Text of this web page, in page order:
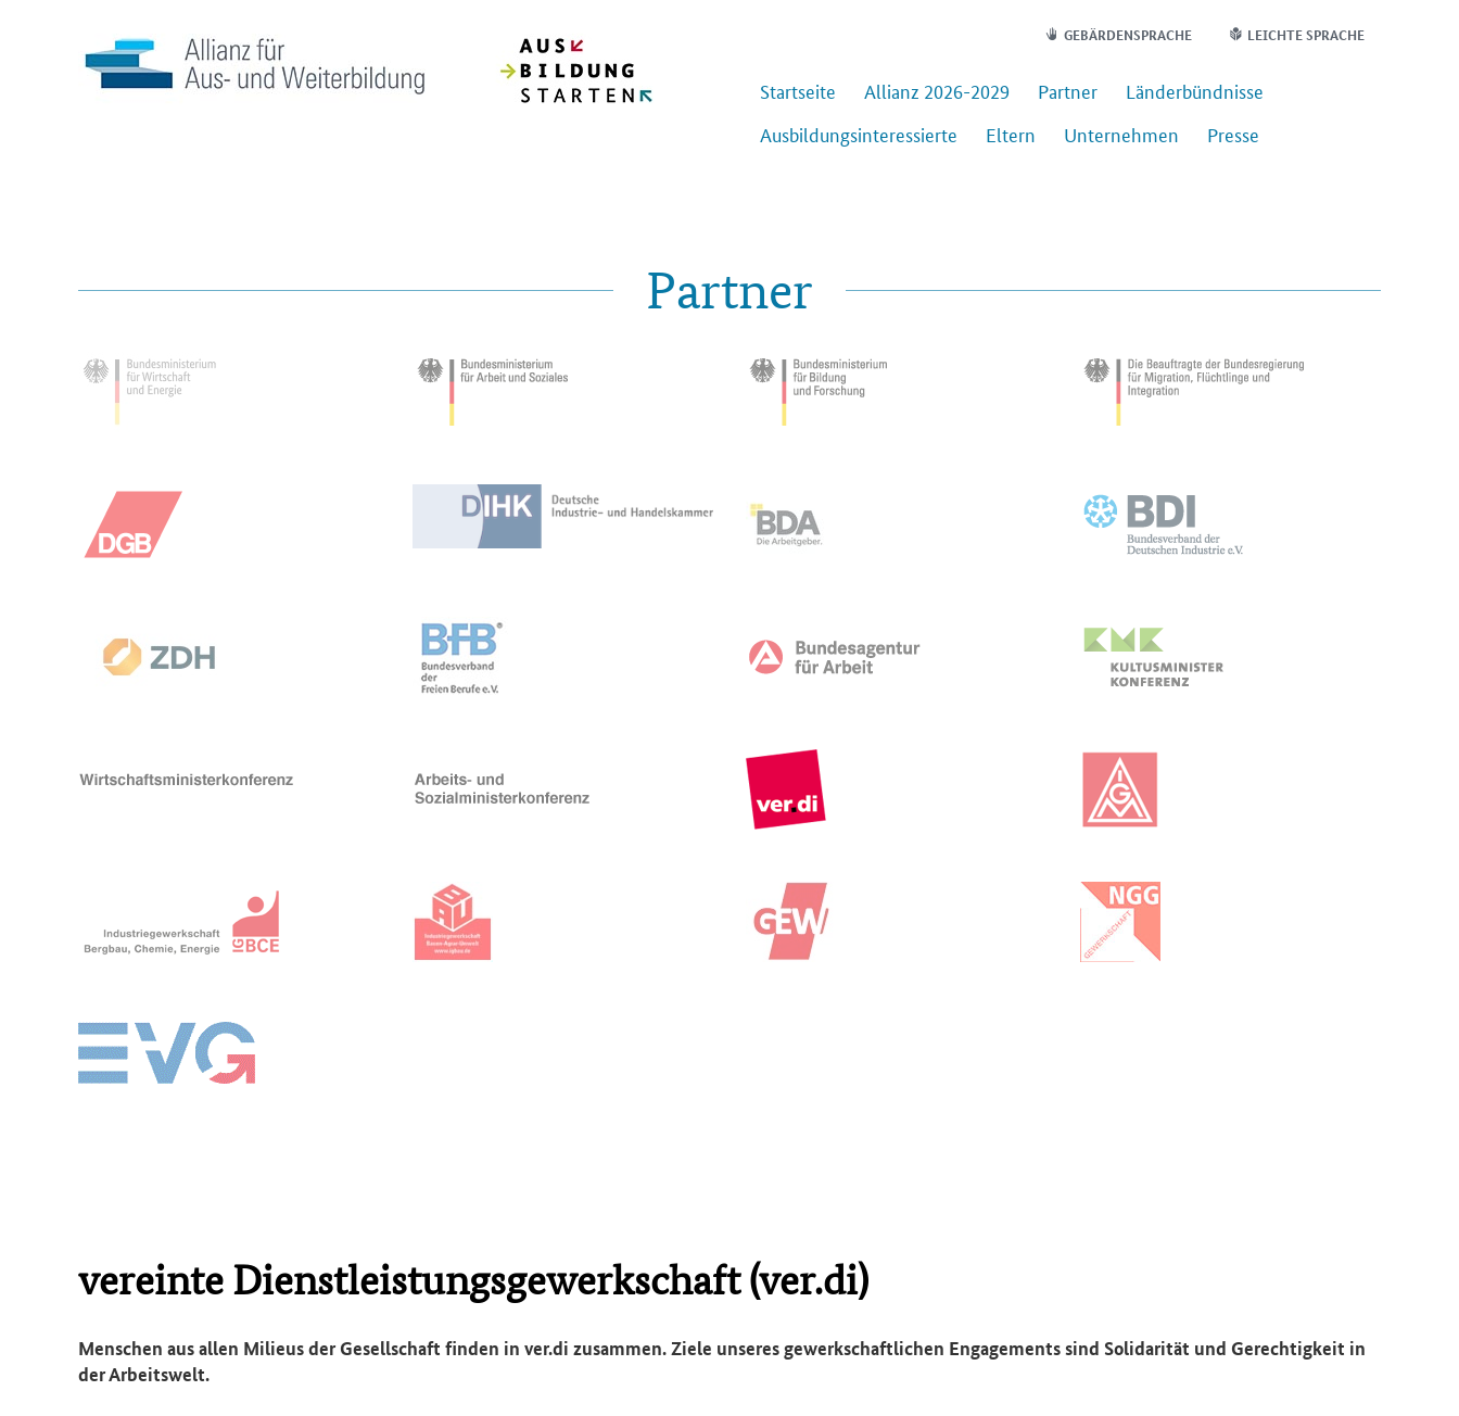
GEBÄRDENSPRACHE LEICHTE SPRACHE
Start­sei­te Al­li­anz 2026-2029 Part­ner
Län­der­bünd­nis­se
Aus­bil­dungs­in­ter­es­sier­te
El­tern Un­ter­neh­men Pres­se
Partner
vereinte Dienstleistungsgewerkschaft (ver.di)
Menschen aus allen Milieus der Gesellschaft finden in ver.di zusammen. Ziele unseres gewerkschaftlichen Engagements sind Solidarität und Gerechtigkeit in
der Arbeitswelt.